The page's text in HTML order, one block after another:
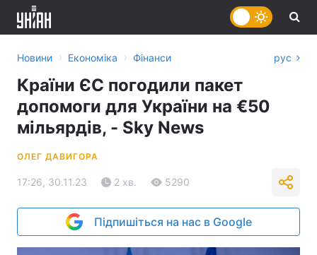
Новини › Економіка › Фінанси рус
Країни ЄС погодили пакет
допомоги для України на €50
мільярдів, - Sky News
ОЛЕГ ДАВИГОРА
17:26, 30.11.23 2 хв. 5290
Підпишіться на нас в Google